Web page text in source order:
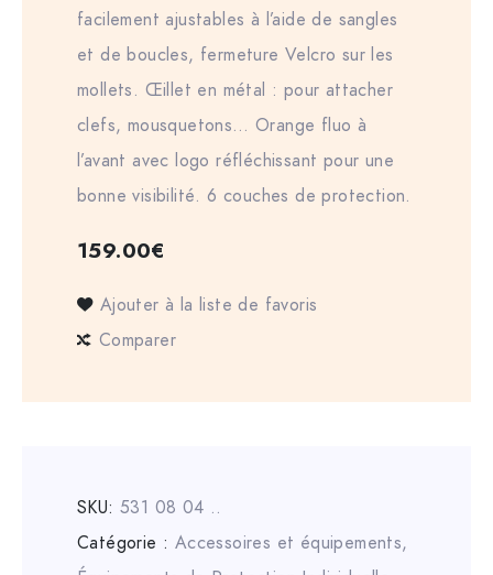
facilement ajustables à l’aide de sangles
et de boucles, fermeture Velcro sur les
mollets. Œillet en métal : pour attacher
clefs, mousquetons… Orange fluo à
l’avant avec logo réfléchissant pour une
bonne visibilité. 6 couches de protection.
159.00€
Ajouter à la liste de favoris
Comparer
SKU: 531 08 04 ..
Catégorie : Accessoires et équipements,